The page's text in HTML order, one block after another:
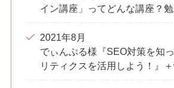
イン講座」ってどんな講座？勉
2021年8月
でぃんぷる様『SEO対策を知
リティクスを活用しよう！』